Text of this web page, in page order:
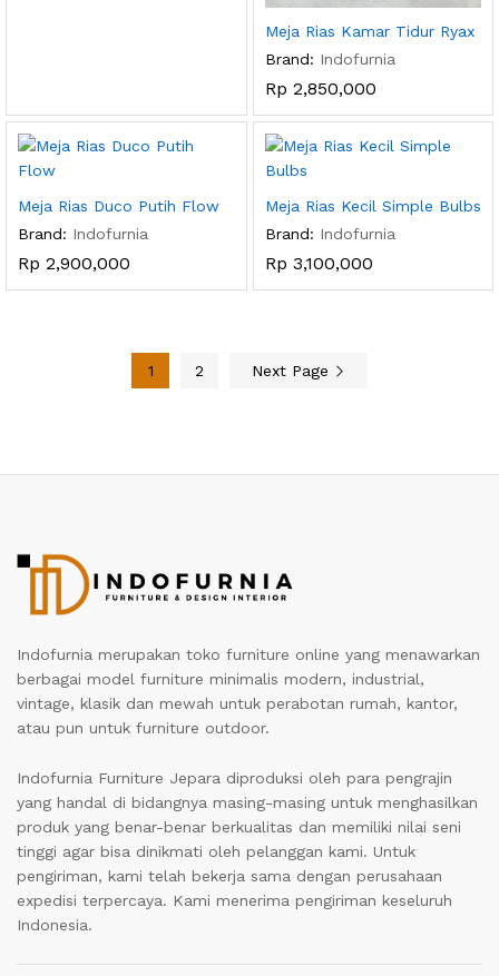
Meja Rias Kamar Tidur Ryax
Brand: Indofurnia
Rp 2,850,000
Meja Rias Duco Putih Flow
Brand: Indofurnia
Rp 2,900,000
Meja Rias Kecil Simple Bulbs
Brand: Indofurnia
Rp 3,100,000
1 2 Next Page
Indofurnia merupakan toko furniture online yang menawarkan
berbagai model furniture minimalis modern, industrial,
vintage, klasik dan mewah untuk perabotan rumah, kantor,
atau pun untuk furniture outdoor.
Indofurnia Furniture Jepara diproduksi oleh para pengrajin
yang handal di bidangnya masing-masing untuk menghasilkan
produk yang benar-benar berkualitas dan memiliki nilai seni
tinggi agar bisa dinikmati oleh pelanggan kami. Untuk
pengiriman, kami telah bekerja sama dengan perusahaan
expedisi terpercaya. Kami menerima pengiriman keseluruh
Indonesia.